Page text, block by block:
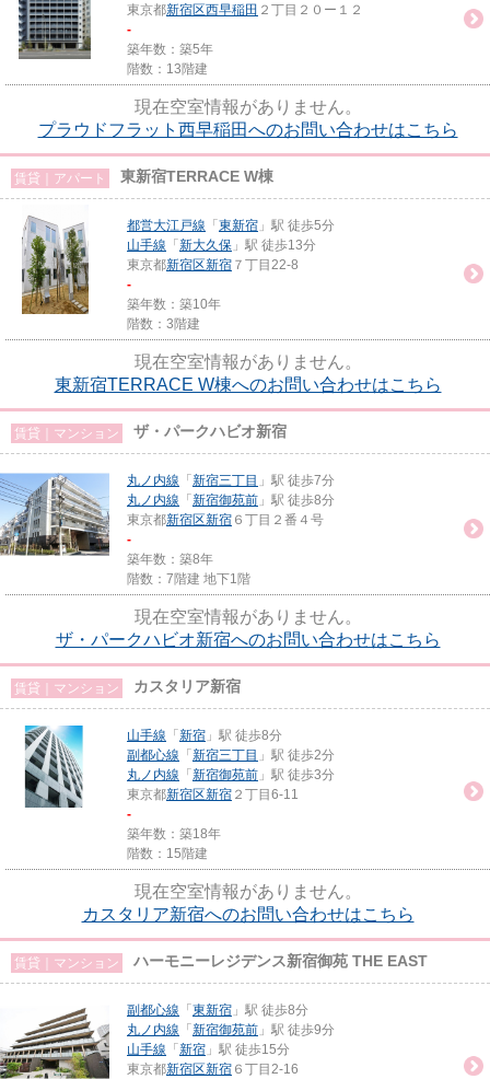
東京都新宿区西早稲田 ２丁目２０ー１２
-
築年数：築5年
階数：13階建
現在空室情報がありません。
プラウドフラット西早稲田へのお問い合わせはこちら
賃貸｜アパート 東新宿TERRACE W棟
都営大江戸線 「 東新宿 」駅 徒歩5分
山手線 「 新大久保 」駅 徒歩13分
東京都新宿区新宿 ７丁目22-8
-
築年数：築10年
階数：3階建
現在空室情報がありません。
東新宿TERRACE W棟へのお問い合わせはこちら
賃貸｜マンション ザ・パークハビオ新宿
丸ノ内線 「 新宿三丁目 」駅 徒歩7分
丸ノ内線 「 新宿御苑前 」駅 徒歩8分
東京都新宿区新宿 ６丁目２番４号
-
築年数：築8年
階数：7階建 地下1階
現在空室情報がありません。
ザ・パークハビオ新宿へのお問い合わせはこちら
賃貸｜マンション カスタリア新宿
山手線 「 新宿 」駅 徒歩8分
副都心線 「 新宿三丁目 」駅 徒歩2分
丸ノ内線 「 新宿御苑前 」駅 徒歩3分
東京都新宿区新宿 ２丁目6-11
-
築年数：築18年
階数：15階建
現在空室情報がありません。
カスタリア新宿へのお問い合わせはこちら
賃貸｜マンション ハーモニーレジデンス新宿御苑 THE EAST
副都心線 「 東新宿 」駅 徒歩8分
丸ノ内線 「 新宿御苑前 」駅 徒歩9分
山手線 「 新宿 」駅 徒歩15分
東京都新宿区新宿 ６丁目2-16